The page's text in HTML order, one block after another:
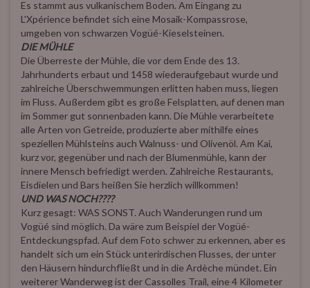
Es stammt aus vulkanischem Boden. Am Eingang zu
L'Xpérience befindet sich eine Mosaik-Kompassrose,
umgeben von schwarzen Vogüé-Kieselsteinen.
DIE MÜHLE
Die Überreste der Mühle, die vor dem Ende des 13.
Jahrhunderts erbaut und 1458 wiederaufgebaut wurde und
zahlreiche Überschwemmungen erlitten haben muss, liegen
im Fluss. Außerdem gibt es große Felsplatten, auf denen man
im Sommer gut sonnenbaden kann. Die Mühle verarbeitete
alle Arten von Getreide, produzierte aber mithilfe eines
speziellen Mühlsteins auch Walnuss- und Olivenöl. Am Kai,
kurz vor, gegenüber und nach der Blumenmühle, kann der
innere Mensch befriedigt werden. Zahlreiche Restaurants,
Eisdielen und Bars heißen Sie herzlich willkommen!
UND WAS NOCH????
Kurz gesagt: WAS SONST. Auch Wanderungen rund um
Vogüé sind möglich. Da wäre zum Beispiel der Vogüé-
Entdeckungspfad. Auf dem Foto schwer zu erkennen, aber es
handelt sich um ein Stück unterirdischen Flusses, der unter
den Häusern hindurchfließt und in die Ardèche mündet. Ein
weiterer Wanderweg ist der Cassolles Trail, eine 4 Kilometer